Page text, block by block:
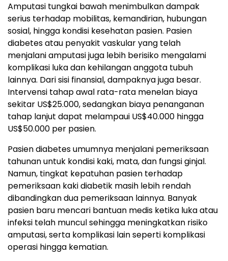
Amputasi tungkai bawah menimbulkan dampak
serius terhadap mobilitas, kemandirian, hubungan
sosial, hingga kondisi kesehatan pasien. Pasien
diabetes atau penyakit vaskular yang telah
menjalani amputasi juga lebih berisiko mengalami
komplikasi luka dan kehilangan anggota tubuh
lainnya. Dari sisi finansial, dampaknya juga besar.
Intervensi tahap awal rata-rata menelan biaya
sekitar US$25.000, sedangkan biaya penanganan
tahap lanjut dapat melampaui US$40.000 hingga
US$50.000 per pasien.
Pasien diabetes umumnya menjalani pemeriksaan
tahunan untuk kondisi kaki, mata, dan fungsi ginjal.
Namun, tingkat kepatuhan pasien terhadap
pemeriksaan kaki diabetik masih lebih rendah
dibandingkan dua pemeriksaan lainnya. Banyak
pasien baru mencari bantuan medis ketika luka atau
infeksi telah muncul sehingga meningkatkan risiko
amputasi, serta komplikasi lain seperti komplikasi
operasi hingga kematian.